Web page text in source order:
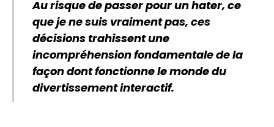
Au risque de passer pour un hater, ce
que je ne suis vraiment pas, ces
décisions trahissent une
incompréhension fondamentale de la
façon dont fonctionne le monde du
divertissement interactif.